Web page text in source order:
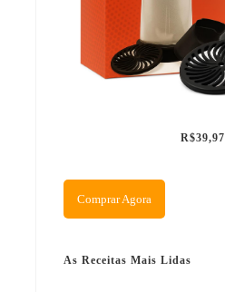
R$39,97
Comprar Agora
As Receitas Mais Lidas